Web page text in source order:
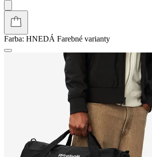
Farba: HNEDÁ Farebné varianty